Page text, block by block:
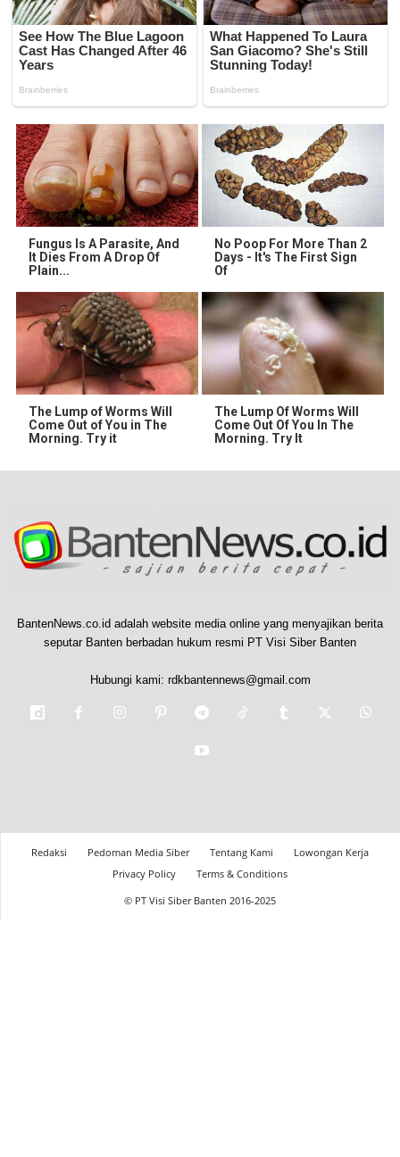
Fungus Is A Parasite, And
It Dies From A Drop Of
Plain...
No Poop For More Than 2
Days - It's The First Sign
Of
The Lump of Worms Will
Come Out of You in The
Morning. Try it
The Lump Of Worms Will
Come Out Of You In The
Morning. Try It
BantenNews.co.id adalah website media online yang menyajikan berita
seputar Banten berbadan hukum resmi PT Visi Siber Banten
Hubungi kami: rdkbantennews@gmail.com
Redaksi Pedoman Media Siber Tentang Kami
Lowongan Kerja
Privacy Policy
Terms & Conditions
© PT Visi Siber Banten 2016-2025